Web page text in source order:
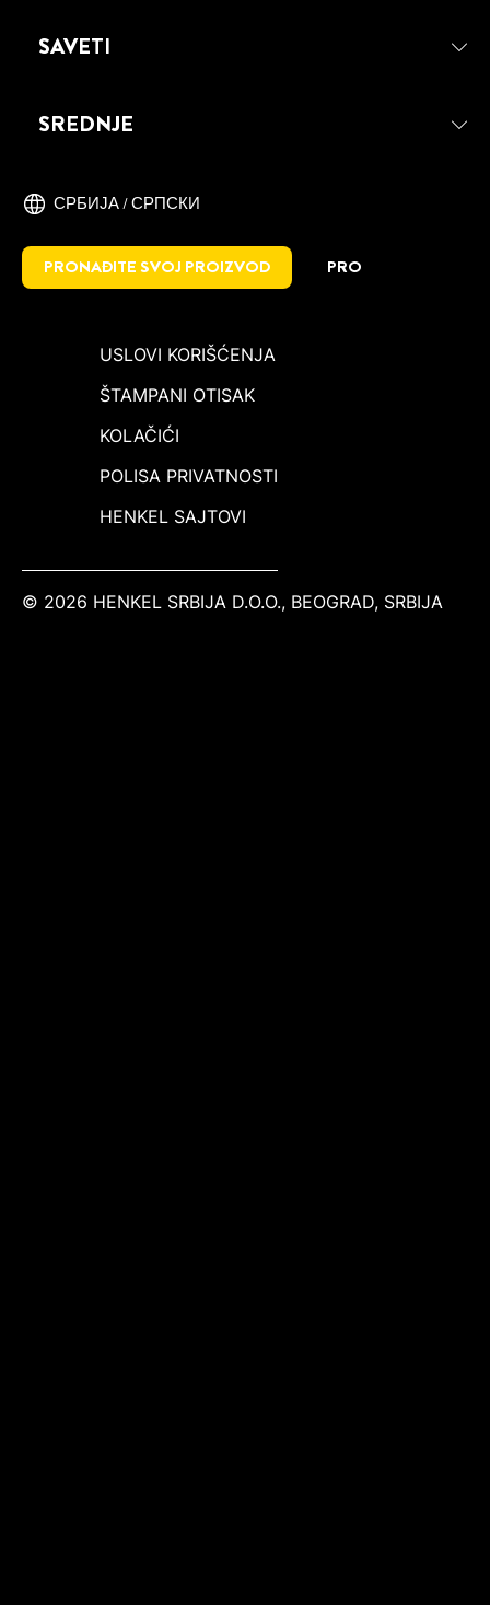
SAVETI
SREDNJE
СРБИЈА / СРПСКИ
PRONAĐITE SVOJ PROIZVOD PRO
USLOVI KORIŠĆENJA
ŠTAMPANI OTISAK
KOLAČIĆI
POLISA PRIVATNOSTI
HENKEL SAJTOVI
© 2026 HENKEL SRBIJA D.O.O., BEOGRAD, SRBIJA